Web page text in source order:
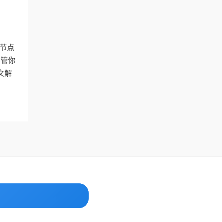
点
你
解